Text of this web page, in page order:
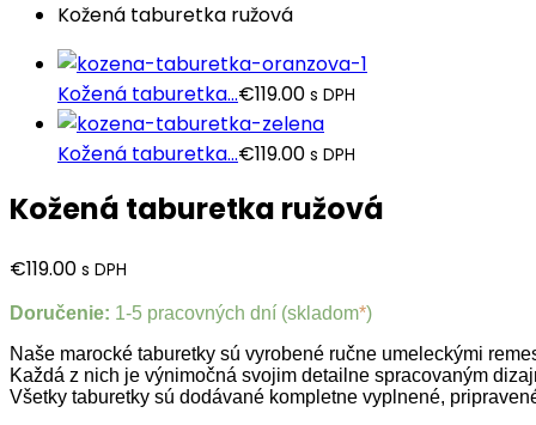
Kožená taburetka ružová
Kožená taburetka...€119.00 s DPH
Kožená taburetka...€119.00 s DPH
Kožená taburetka ružová
€119.00 s DPH
Doručenie: 1-5 pracovných dní (skladom*)
Naše marocké taburetky sú vyrobené ručne umeleckými
Každá z nich je výnimočná svojim detailne spracovaným
Všetky taburetky sú dodávané kompletne vyplnené,